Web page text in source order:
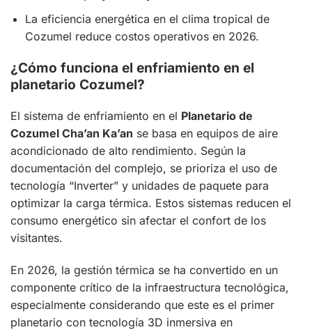
La eficiencia energética en el clima tropical de
Cozumel reduce costos operativos en 2026.
¿Cómo funciona el enfriamiento en el
planetario Cozumel?
El sistema de enfriamiento en el Planetario de
Cozumel Cha’an Ka’an se basa en equipos de aire
acondicionado de alto rendimiento. Según la
documentación del complejo, se prioriza el uso de
tecnología “Inverter” y unidades de paquete para
optimizar la carga térmica. Estos sistemas reducen el
consumo energético sin afectar el confort de los
visitantes.
En 2026, la gestión térmica se ha convertido en un
componente crítico de la infraestructura tecnológica,
especialmente considerando que este es el primer
planetario con tecnología 3D inmersiva en